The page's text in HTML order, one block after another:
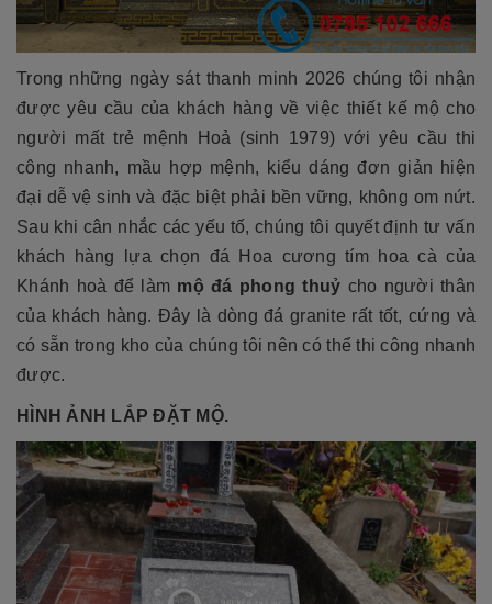
Trong những ngày sát thanh minh 2026 chúng tôi nhận
được yêu cầu của khách hàng về việc thiết kế mộ cho
người mất trẻ mệnh Hoả (sinh 1979) với yêu cầu thi
công nhanh, mầu hợp mệnh, kiểu dáng đơn giản hiện
đại dễ vệ sinh và đặc biệt phải bền vững, không om nứt.
Sau khi cân nhắc các yếu tố, chúng tôi quyết định tư vấn
khách hàng lựa chọn đá Hoa cương tím hoa cà của
Khánh hoà để làm mộ đá phong thuỷ cho người thân
của khách hàng. Đây là dòng đá granite rất tốt, cứng và
có sẵn trong kho của chúng tôi nên có thể thi công nhanh
được.
HÌNH ẢNH LẮP ĐẶT MỘ.